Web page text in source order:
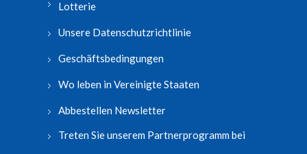
Lotterie
Unsere Datenschutzrichtlinie
Geschäftsbedingungen
Wo leben in Vereinigte Staaten
Abbestellen Newsletter
Treten Sie unserem Partnerprogramm bei